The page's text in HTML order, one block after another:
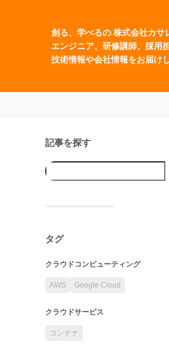
創る、学べるの 株式会社カサ
エンジニア、研修講師、採用
技術情報や会社情報をお届けし
記事を探す
タグ
クラウドコンピューティング
AWS Google Cloud
クラウドサービス
コンテナ